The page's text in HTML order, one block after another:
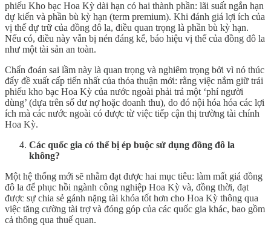
phiếu Kho bạc Hoa Kỳ dài hạn có hai thành phần: lãi suất ngắn hạn
dự kiến và phần bù kỳ hạn (term premium). Khi đánh giá lợi ích của
vị thế dự trữ của đồng đô la, điều quan trọng là phần bù kỳ hạn.
Nếu có, điều này vẫn bị nén đáng kể, báo hiệu vị thế của đồng đô la
như một tài sản an toàn.
Chẩn đoán sai lầm này là quan trọng và nghiêm trọng bởi vì nó thúc
đẩy đề xuất cấp tiến nhất của thỏa thuận mới: rằng việc nắm giữ trái
phiếu kho bạc Hoa Kỳ của nước ngoài phải trả một ‘phí người
dùng’ (dựa trên số dư nợ hoặc doanh thu), do đó nội hóa hóa các lợi
ích mà các nước ngoài có được từ việc tiếp cận thị trường tài chính
Hoa Kỳ.
Các quốc gia có thể bị ép buộc sử dụng đồng đô la
không?
Một hệ thống mới sẽ nhằm đạt được hai mục tiêu: làm mất giá đồng
đô la để phục hồi ngành công nghiệp Hoa Kỳ và, đồng thời, đạt
được sự chia sẻ gánh nặng tài khóa tốt hơn cho Hoa Kỳ thông qua
việc tăng cường tài trợ và đóng góp của các quốc gia khác, bao gồm
cả thông qua thuế quan.